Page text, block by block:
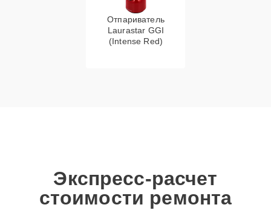
Отпариватель
Laurastar GGI
(Intense Red)
Экспресс-расчет
стоимости ремонта